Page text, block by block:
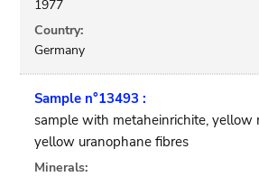
1977
Country:
Germany
Sample n°13493 :
sample with metaheinrichite, yellow
yellow uranophane fibres
Minerals: